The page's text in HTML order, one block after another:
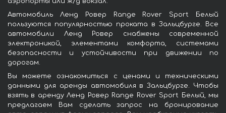
Автомобиль Ленд Ровер Range Rover Sport Белый
пользуются популярностью проката в Зальцбурге. Все
автомобили Ленд Ровер снабжены современной
электроникой, элементами комфорта, системами
безопасности и устойчивости при движении по
дорогам.
Вы можете ознакомиться с ценами и техническими
данными для аренды автомобиля в Зальцбурге. Чтобы
взять в аренду Ленд Ровер Range Rover Sport Белый, мы
предлагаем Вам сделать запрос на бронирование